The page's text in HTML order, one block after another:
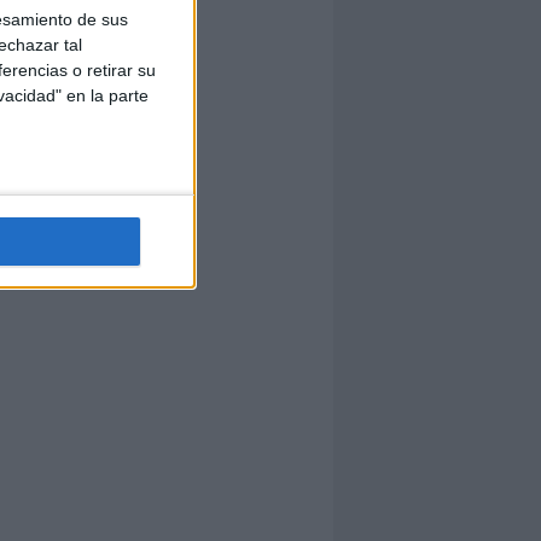
de sus
tal
o retirar su
en la parte